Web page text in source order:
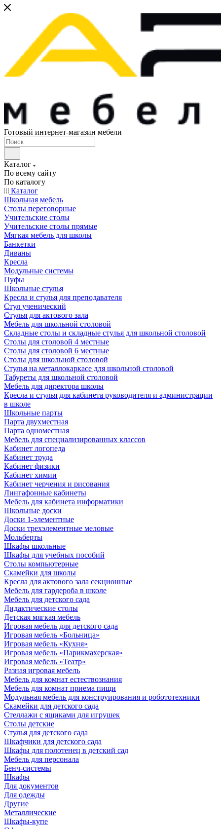
Готовый интернет-магазин мебели
Каталог
По всему сайту
По каталогу
Каталог
Школьная мебель
Столы переговорные
Учительские столы
Учительские столы прямые
Мягкая мебель для школы
Банкетки
Диваны
Кресла
Модульные системы
Пуфы
Школьные стулья
Кресла и стулья для преподавателя
Стул ученический
Стулья для актового зала
Мебель для школьной столовой
Складные столы и складные стулья для школьной столовой
Столы для столовой 4 местные
Столы для столовой 6 местные
Столы для школьной столовой
Стулья на металлокаркасе для школьной столовой
Табуреты для школьной столовой
Мебель для директора школы
Кресла и стулья для кабинета руководителя и администрации
в школе
Школьные парты
Парта двухместная
Парта одноместная
Мебель для специализированных классов
Кабинет логопеда
Кабинет труда
Кабинет физики
Кабинет химии
Кабинет черчения и рисования
Лингафонные кабинеты
Мебель для кабинета информатики
Школьные доски
Доски 1-элементные
Доски трехэлементные меловые
Мольберты
Шкафы школьные
Шкафы для учебных пособий
Столы компьютерные
Скамейки для школы
Кресла для актового зала секционные
Мебель для гардероба в школе
Мебель для детского сада
Дидактические столы
Детская мягкая мебель
Игровая мебель для детского сада
Игровая мебель «Больница»
Игровая мебель «Кухня»
Игровая мебель «Парикмахерская»
Игровая мебель «Театр»
Разная игровая мебель
Мебель для комнат естествознания
Мебель для комнат приема пищи
Модульная мебель для конструирования и робототехники
Скамейки для детского сада
Стеллажи с ящиками для игрушек
Столы детские
Стулья для детского сада
Шкафчики для детского сада
Шкафы для полотенец в детский сад
Мебель для персонала
Бенч-системы
Шкафы
Для документов
Для одежды
Другие
Металлические
Шкафы-купе